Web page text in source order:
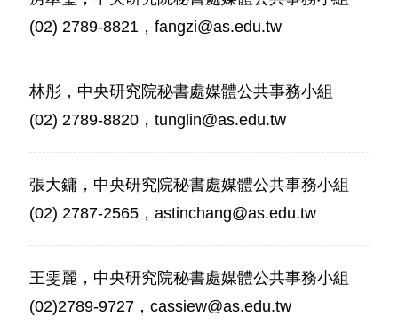
(02) 2789-8821，fangzi@as.edu.tw
林彤，中央研究院秘書處媒體公共事務小組
(02) 2789-8820，tunglin@as.edu.tw
張大鏞，中央研究院秘書處媒體公共事務小組
(02) 2787-2565，astinchang@as.edu.tw
王雯麗，中央研究院秘書處媒體公共事務小組
(02)2789-9727，cassiew@as.edu.tw